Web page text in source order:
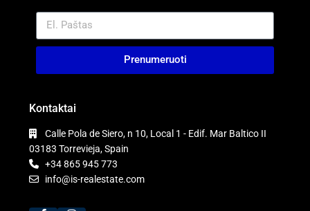
Prenumeruoti
Kontaktai
Calle Pola de Siero, n 10, Local 1 - Edif. Mar Baltico II
03183 Torrevieja, Spain
+34 865 945 773
info@is-realestate.com